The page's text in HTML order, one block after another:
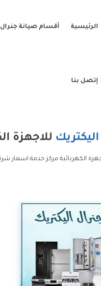
الرئيسية أقسام صيانة جنرال
إتصل بنا
للاجهزة
الكهربائية مركز خدمة اسعار